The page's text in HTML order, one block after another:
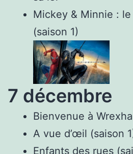
Mickey & Minnie :
(saison 1)
7 décembre
Bienvenue à
A vue d’œil (saison
Enfants des rues